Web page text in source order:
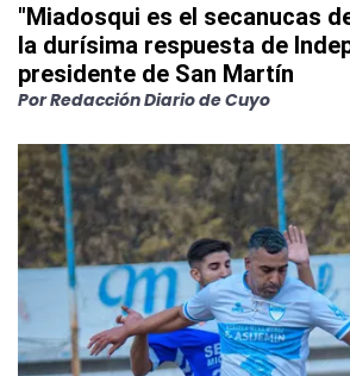
"Miadosqui es el secanucas
la durísima respuesta de
presidente de San Martín
PorRedacción Diario de Cuyo